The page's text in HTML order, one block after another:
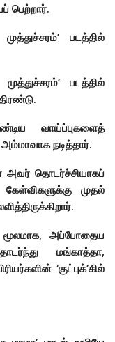
பெற்றார்.
படத்தில்
படத்தில்
வாய்ப்புகளைத்
நடித்தார்.
அவர் தொடர்ச்சியாகப்
முதல்
மூலமாக, அப்போதைய
மங்காத்தா,
‘குட்புக்’கில்